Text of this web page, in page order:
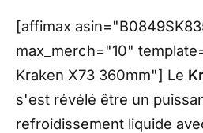
[affimax
max_merch="10"
Kraken X73 360mm"] Le
s'est révélé être un
refroidissement liquide